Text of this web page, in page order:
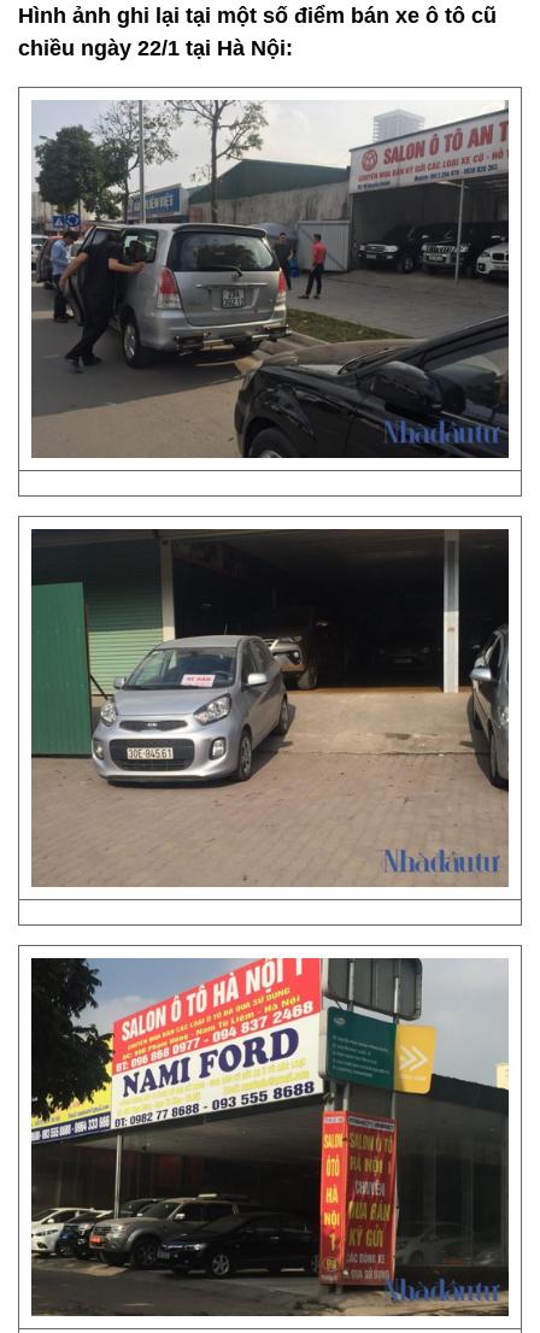
Hình ảnh ghi lại tại một số điểm bán xe ô tô cũ
chiều ngày 22/1 tại Hà Nội: